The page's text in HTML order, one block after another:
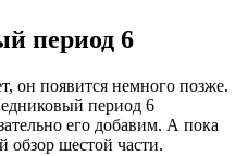
период 6
он появится немного позже.
период 6
его добавим. А пока
обзор шестой части.